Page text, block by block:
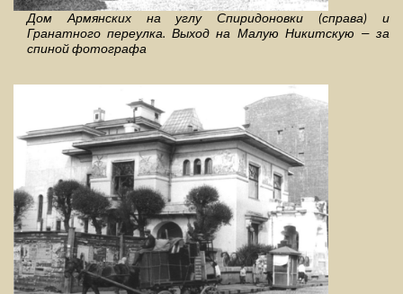
Дом Армянских на углу Спиридоновки (справа) и
Гранатного переулка. Выход на Малую Никитскую — за
спиной фотографа